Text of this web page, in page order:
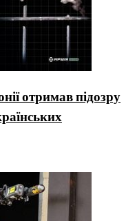
отримав підозру